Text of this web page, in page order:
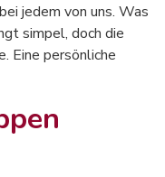
jedem von uns. Was
simpel, doch die
Eine persönliche